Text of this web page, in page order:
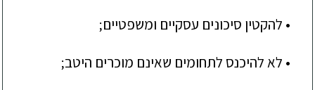
• להקטין סיכונים עסקיים ומשפטיים;
• לא להיכנס לתחומים שאינם מוכרים היטב;